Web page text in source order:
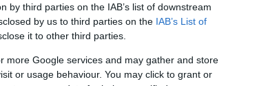
by third parties on the IAB’s list of downstream
by us to third parties on the IAB’s List of
it to other third parties.
more Google services and may gather and store
or usage behaviour. You may click to grant or